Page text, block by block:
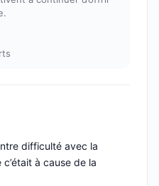
difficulté avec la
à cause de la